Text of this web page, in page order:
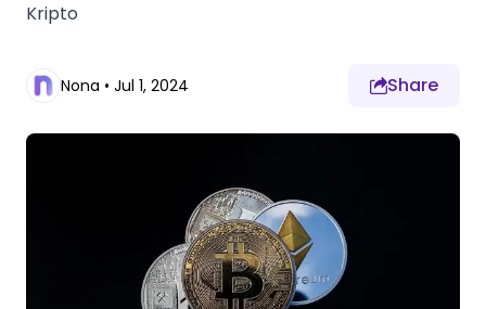
Kripto
Nona • Jul 1, 2024 Share